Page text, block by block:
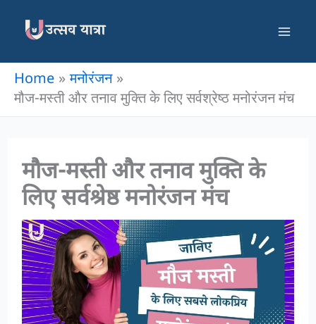
Home
मनोरंजन
मौज-मस्ती और तनाव मुक्ति के लिए सर्वश्रेष्ठ मनोरंजन मंच
मौज-मस्ती और तनाव मुक्ति के
लिए सर्वश्रेष्ठ मनोरंजन मंच